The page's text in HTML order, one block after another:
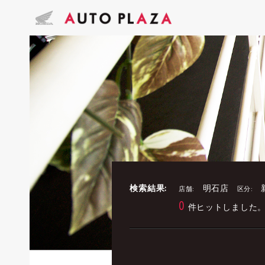
検索結果: 店舗: 明石店 区分:
0 件ヒットしました。